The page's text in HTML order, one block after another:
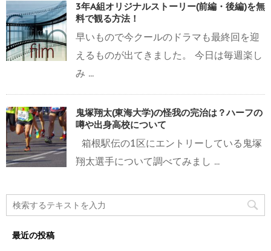
3年A組オリジナルストーリー(前編・後編)を無
料で観る方法！
早いもので今クールのドラマも最終回を迎
えるものが出てきました。 今日は毎週楽し
み ...
鬼塚翔太(東海大学)の怪我の完治は？ハーフの
噂や出身高校について
箱根駅伝の1区にエントリーしている鬼塚
翔太選手について調べてみまし ...
最近の投稿